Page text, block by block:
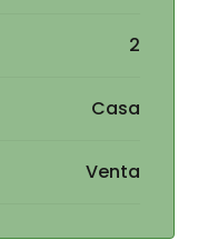
2
Casa
Venta